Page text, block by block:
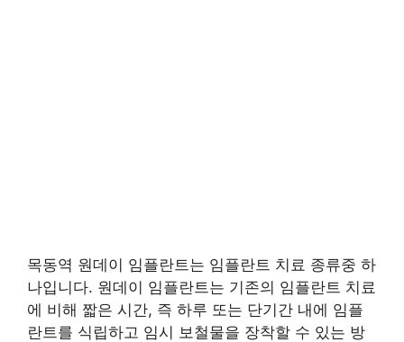
목동역 원데이 임플란트는 임플란트 치료 종류중 하
나입니다. 원데이 임플란트는 기존의 임플란트 치료
에 비해 짧은 시간, 즉 하루 또는 단기간 내에 임플
란트를 식립하고 임시 보철물을 장착할 수 있는 방